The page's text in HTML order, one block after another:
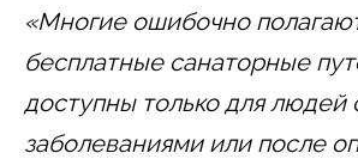
«Многие ошибочно
бесплатные санаторные
доступны только для людей
заболеваниями или после